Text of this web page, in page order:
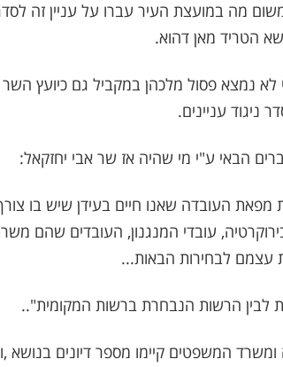
מה במועצת העיר עברו על עניין זה
הטריד מאן דהוא.
לא נמצא פסול מלכהן במקביל גם כיועץ
ניגוד עניינים.
הבאי ע"י מי שהיה אז שר אבי יחזקאל:
העובדה שאנו חיים בעידן שיש בו
עובדי המנגנון, העובדים שהם
עצמם לבחירות הבאות...
לבין הרשות הנבחרת ברשות המקומית.."
המשפטים קיימו מספר דיונים בנושא ,